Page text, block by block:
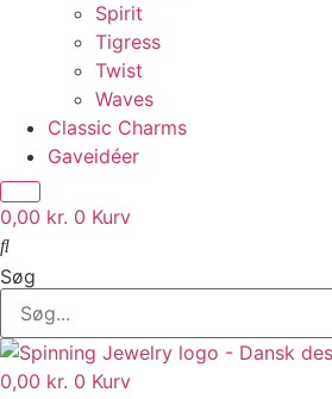
Spirit
Tigress
Twist
Waves
Classic Charms
Gaveidéer
0,00 kr. 0 Kurv
Søg
0,00 kr. 0 Kurv